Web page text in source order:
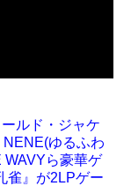
ルド・ジャケ
ゆるふわ
WAVYら豪華ゲ
雀』が2LPゲー